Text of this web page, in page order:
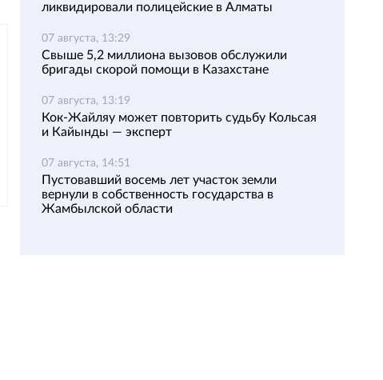
ликвидировали полицейские в Алматы
07 августа, 13:29
Свыше 5,2 миллиона вызовов обслужили
бригады скорой помощи в Казахстане
07 августа, 13:19
Кок-Жайляу может повторить судьбу Кольсая
и Кайынды — эксперт
07 августа, 14:51
Пустовавший восемь лет участок земли
вернули в собственность государства в
Жамбылской области